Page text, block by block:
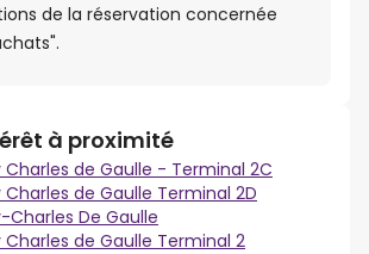
de la réservation concernée
à proximité
Charles de Gaulle - Terminal 2C
Charles de Gaulle Terminal 2D
Charles De Gaulle
Charles de Gaulle Terminal 2